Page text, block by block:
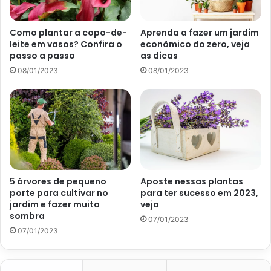
Reportagem sobre sinais de rega incorreta (Foto: Reprodução
É importante ter em mente que, em muitas ocasiões, a sua
planta também pode apresentar folhas murchas, ao invés
de folhas secas e crocantes. Esse sinal indica que as
raízes estão apodrecidas por excesso de água.
Perda de folhas novas
Outro ponto de atenção é o fato de que a sua plantinha
pode estar perdendo folhas novas. Se isso acontecer,
espécie mais do que o recomendado para ela.
Como plantar a copo-de-
leite em vasos? Confira o
passo a passo
08/01/2023
Aprenda a fazer um jardim
econômico do zero, veja
as dicas
08/01/2023
5 árvores de pequeno
porte para cultivar no
jardim e fazer muita
sombra
07/01/2023
Aposte nessas plantas
para ter sucesso em 2023,
veja
07/01/2023